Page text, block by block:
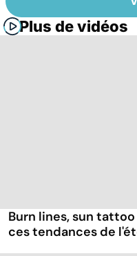
Plus de vidéos
Burn lines, sun
ces tendances de